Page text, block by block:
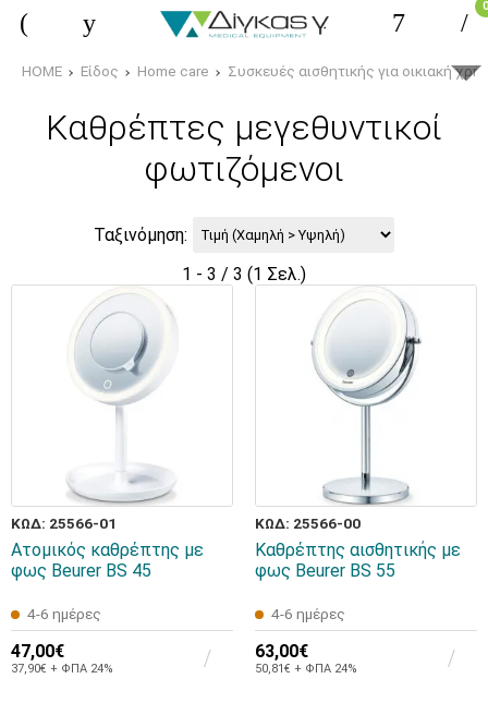
0
HOME Είδος Home care Συσκευές αισθητικής για οικιακή
Καθρέπτες μεγεθυντικοί
φωτιζόμενοι
Ταξινόμηση:
1 - 3 / 3 (1 Σελ.)
ΚΩΔ: 25566-01
Ατομικός καθρέπτης με
φως Beurer BS 45
4-6 ημέρες
47,00€
37,90€ + ΦΠΑ 24%
ΚΩΔ: 25566-00
Καθρέπτης αισθητικής με
φως Beurer BS 55
4-6 ημέρες
63,00€
50,81€ + ΦΠΑ 24%